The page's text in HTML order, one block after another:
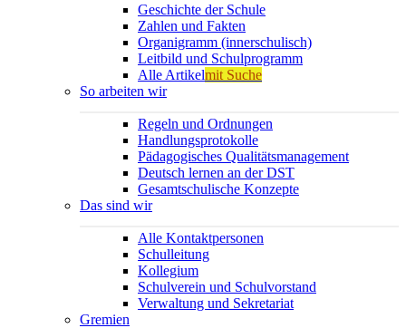
Geschichte der Schule
Zahlen und Fakten
Organigramm (innerschulisch)
Leitbild und Schulprogramm
Alle Artikelmit Suche
So arbeiten wir
Regeln und Ordnungen
Handlungsprotokolle
Pädagogisches Qualitätsmanagement
Deutsch lernen an der DST
Gesamtschulische Konzepte
Das sind wir
Alle Kontaktpersonen
Schulleitung
Kollegium
Schulverein und Schulvorstand
Verwaltung und Sekretariat
Gremien